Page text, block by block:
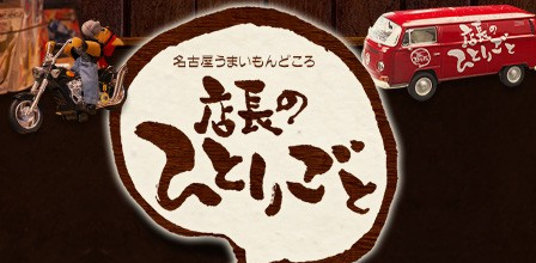
名古屋市伏見の居酒屋【店長の
ひとりごと】のブログ
出張や観光に名古屋めしがおすすめで
す